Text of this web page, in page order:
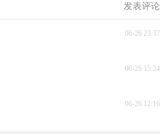
发表评论
06-26 23:37
06-26 15:24
06-26 12:16